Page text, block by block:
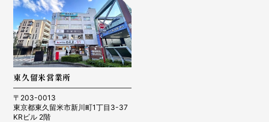
東久留米営業所
〒203-0013
東京都東久留米市新川町1丁目3-37
KRビル 2階